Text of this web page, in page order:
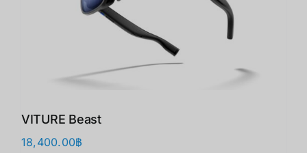
VITURE Beast
18,400.00฿